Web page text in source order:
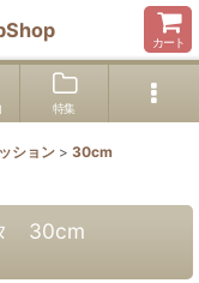
カート
特集
ション > 30cm
30cm